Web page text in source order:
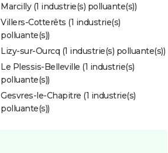
Marcilly (1 industrie(s) polluante(s))
Villers-Cotterêts (1 industrie(s)
polluante(s))
Lizy-sur-Ourcq (1 industrie(s) polluante(s))
Le Plessis-Belleville (1 industrie(s)
polluante(s))
Gesvres-le-Chapitre (1 industrie(s)
polluante(s))